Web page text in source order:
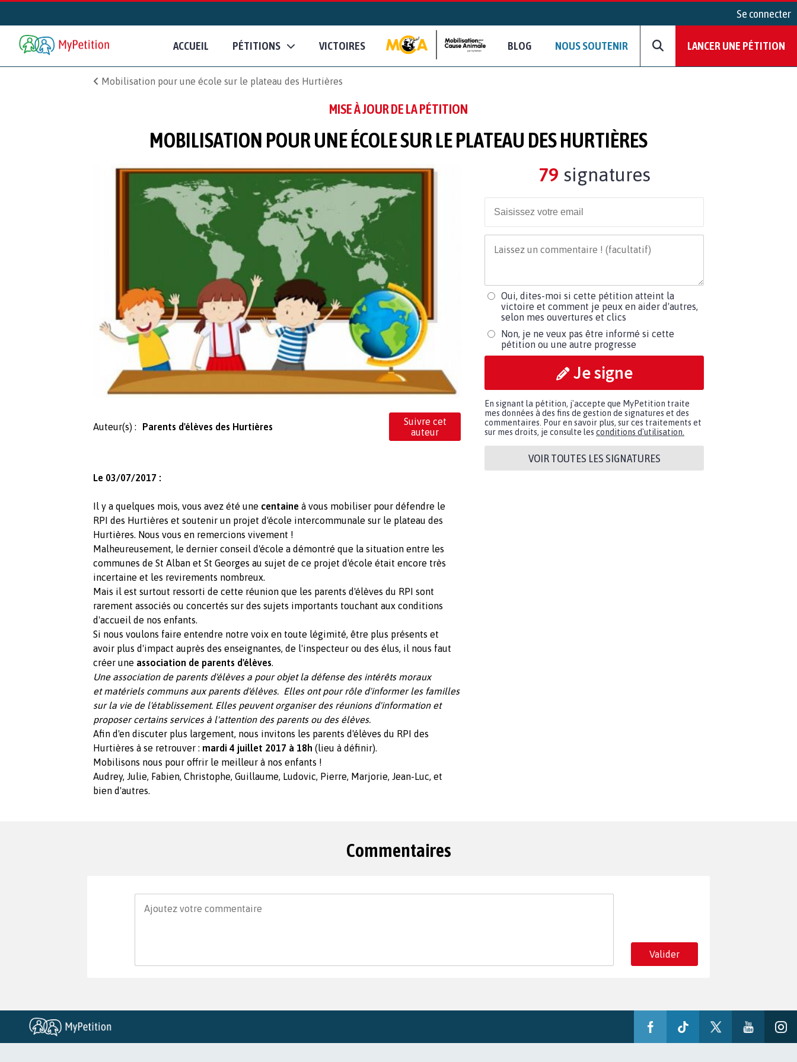
Se connecter
ACCUEIL PÉTITIONS VICTOIRES BLOG NOUS SOUTENIR LANCER UNE PÉTITION
Mobilisation pour une école sur le plateau des Hurtières
MISE À JOUR DE LA PÉTITION
MOBILISATION POUR UNE ÉCOLE SUR LE PLATEAU DES HURTIÈRES
Auteur(s) : Parents d'élèves des Hurtières
Suivre cet
auteur
Le 03/07/2017 :
Il y a quelques mois, vous avez été une centaine à vous mobiliser pour défendre le
RPI des Hurtières et soutenir un projet d'école intercommunale sur le plateau des
Hurtières. Nous vous en remercions vivement !
Malheureusement, le dernier conseil d'école a démontré que la situation entre les
communes de St Alban et St Georges au sujet de ce projet d'école était encore très
incertaine et les revirements nombreux.
Mais il est surtout ressorti de cette réunion que les parents d'élèves du RPI sont
rarement associés ou concertés sur des sujets importants touchant aux conditions
d'accueil de nos enfants.
Si nous voulons faire entendre notre voix en toute légimité, être plus présents et
avoir plus d'impact auprès des enseignantes, de l'inspecteur ou des élus, il nous faut
créer une association de parents d'élèves.
Une association de parents d'élèves a pour objet la défense des intérêts moraux
et matériels communs aux parents d'élèves. Elles ont pour rôle d'informer les familles
sur la vie de l'établissement. Elles peuvent organiser des réunions d'information et
proposer certains services à l'attention des parents ou des élèves.
Afin d'en discuter plus largement, nous invitons les parents d'élèves du RPI des
Hurtières à se retrouver : mardi 4 juillet 2017 à 18h (lieu à définir).
Mobilisons nous pour offrir le meilleur à nos enfants !
Audrey, Julie, Fabien, Christophe, Guillaume, Ludovic, Pierre, Marjorie, Jean-Luc, et
bien d'autres.
79 signatures
Oui, dites-moi si cette pétition atteint la
victoire et comment je peux en aider d'autres,
selon mes ouvertures et clics
Non, je ne veux pas être informé si cette
pétition ou une autre progresse
Je signe
En signant la pétition, j'accepte que MyPetition traite
mes données à des fins de gestion de signatures et des
commentaires. Pour en savoir plus, sur ces traitements et
sur mes droits, je consulte les conditions d'utilisation.
VOIR TOUTES LES SIGNATURES
Commentaires
Valider